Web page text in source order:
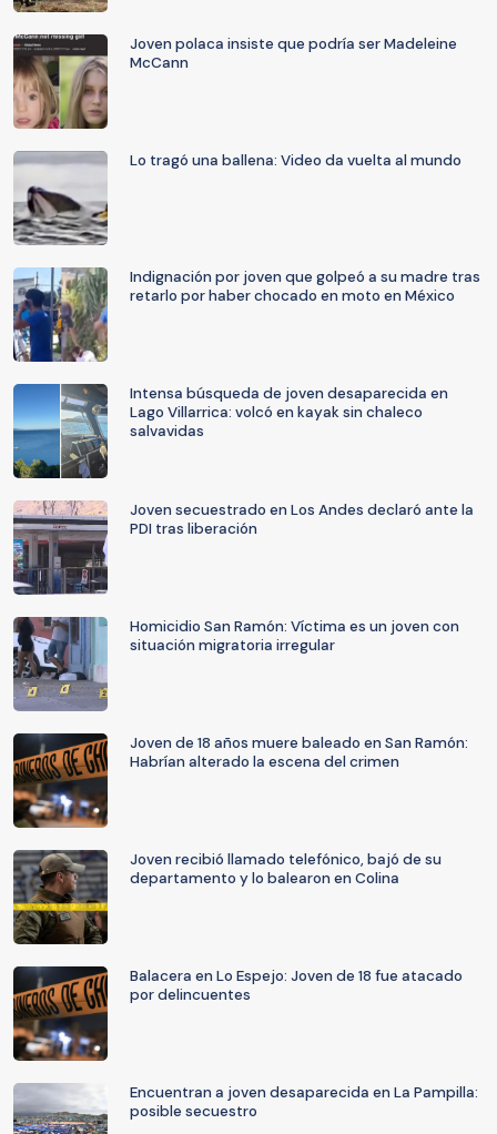
Joven polaca insiste que podría ser Madeleine
McCann
Lo tragó una ballena: Video da vuelta al mundo
Indignación por joven que golpeó a su madre tras
retarlo por haber chocado en moto en México
Intensa búsqueda de joven desaparecida en
Lago Villarrica: volcó en kayak sin chaleco
salvavidas
Joven secuestrado en Los Andes declaró ante la
PDI tras liberación
Homicidio San Ramón: Víctima es un joven con
situación migratoria irregular
Joven de 18 años muere baleado en San Ramón:
Habrían alterado la escena del crimen
Joven recibió llamado telefónico, bajó de su
departamento y lo balearon en Colina
Balacera en Lo Espejo: Joven de 18 fue atacado
por delincuentes
Encuentran a joven desaparecida en La Pampilla:
posible secuestro